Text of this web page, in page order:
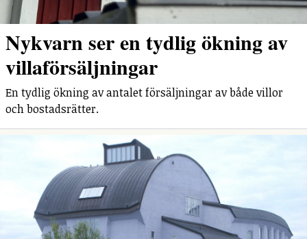
Nykvarn ser en tydlig ökning av
villaförsäljningar
En tydlig ökning av antalet försäljningar av både villor
och bostadsrätter.